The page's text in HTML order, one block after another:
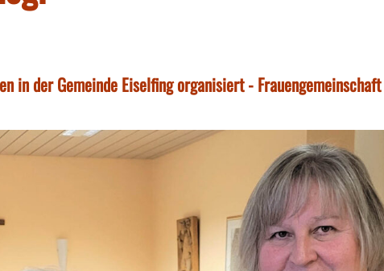
in der Gemeinde Eiselfing organisiert - Frauengemeinschaft